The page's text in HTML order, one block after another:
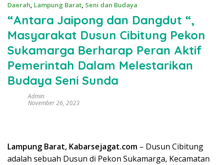
Daerah, Lampung Barat, Seni dan Budaya
“Antara Jaipong dan Dangdut “,
Masyarakat Dusun Cibitung Pekon
Sukamarga Berharap Peran Aktif
Pemerintah Dalam Melestarikan
Budaya Seni Sunda
Admin
November 26, 2023
Lampung Barat, Kabarsejagat.com – Dusun Cibitung
adalah sebuah Dusun di Pekon Sukamarga, Kecamatan